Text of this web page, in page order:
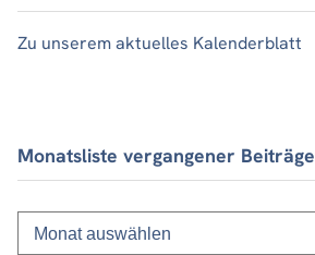
Zu unserem aktuelles Kalenderblatt
Monatsliste vergangener Beiträge
Monatsliste
vergangener
Beiträge